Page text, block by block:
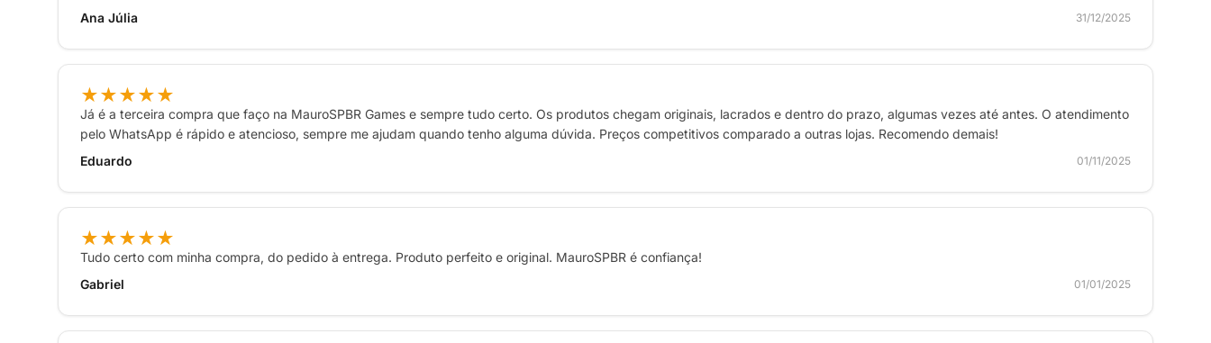
Ana Júlia
31/12/2025
★★★★★
Já é a terceira compra que faço na MauroSPBR Games e sempre tudo certo. Os produtos chegam originais, lacrados e dentro do prazo, algumas vezes até antes. O atendimento
pelo WhatsApp é rápido e atencioso, sempre me ajudam quando tenho alguma dúvida. Preços competitivos comparado a outras lojas. Recomendo demais!
Eduardo
01/11/2025
★★★★★
Tudo certo com minha compra, do pedido à entrega. Produto perfeito e original. MauroSPBR é confiança!
Gabriel
01/01/2025